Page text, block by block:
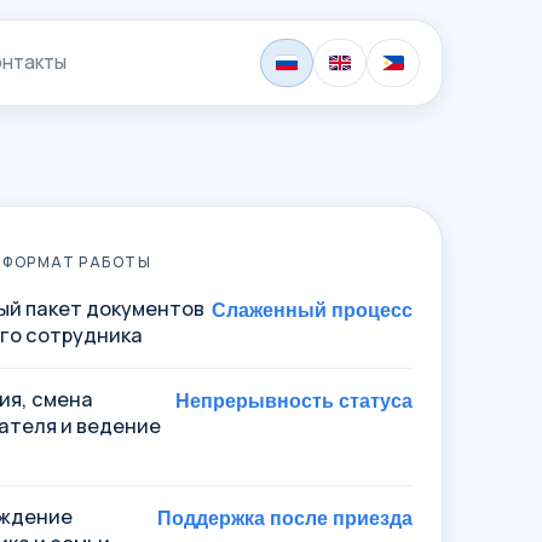
РАБОТЫ
пакет документов
сотрудника
Слаженный процесс
смена
и ведение
Непрерывность статуса
Поддержка после приезда